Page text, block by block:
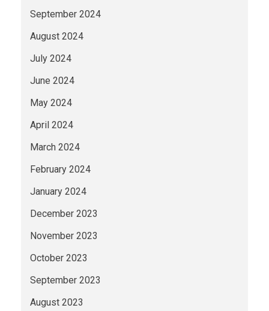
September 2024
August 2024
July 2024
June 2024
May 2024
April 2024
March 2024
February 2024
January 2024
December 2023
November 2023
October 2023
September 2023
August 2023